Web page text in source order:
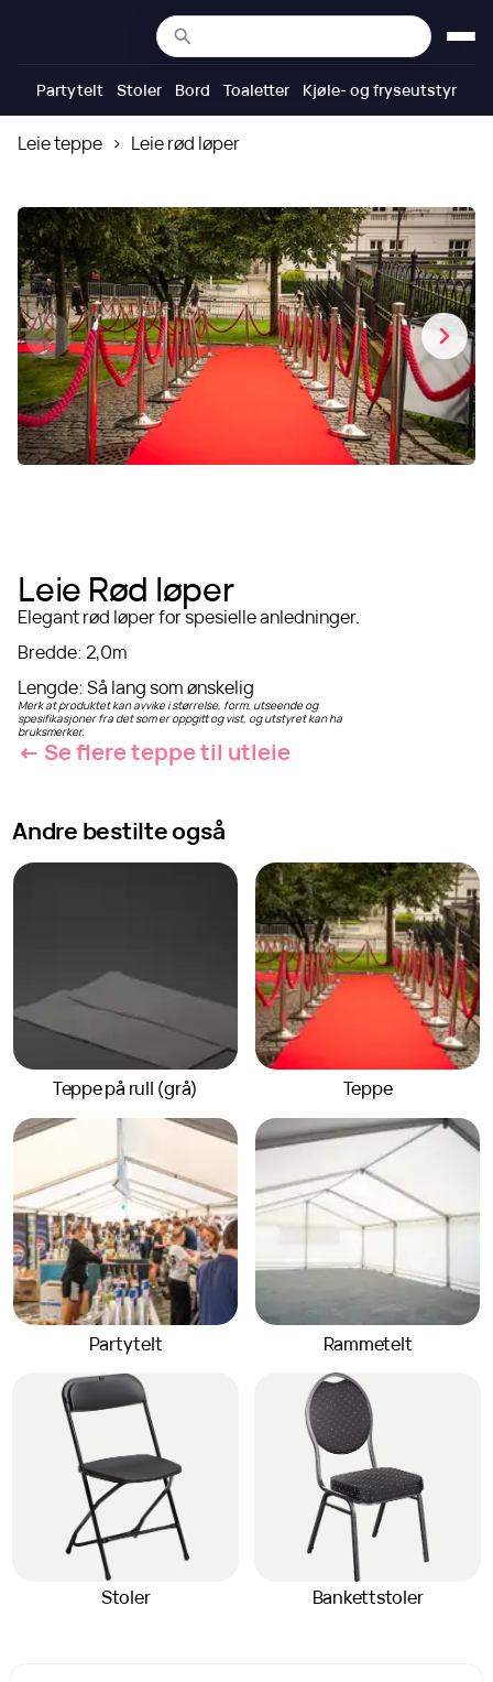
Partytelt Stoler Bord Toaletter Kjøle- og fryseutstyr
Leie teppe > Leie rød løper
Leie Rød løper
Elegant rød løper for spesielle anledninger.
Bredde: 2,0m
Lengde:Så lang som ønskelig
Merk at produktet kan avvike i størrelse, form, utseende og
spesifikasjoner fra det som er oppgitt og vist, og utstyret kan ha
bruksmerker.
← Se flereteppetil utleie
Andre bestilte også
Teppe på rull (grå) Teppe
Partytelt Rammetelt
Stoler Bankettstoler